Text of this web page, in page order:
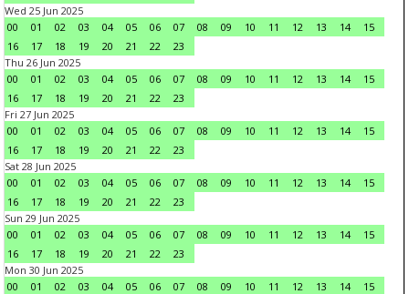
Wed 25 Jun 2025
00
01 02 03 04 05 06 07 08 09 10 11 12 13 14
15
16
17 18 19 20 21 22
23
Thu 26 Jun 2025
00
01 02 03 04 05 06 07 08 09 10 11 12 13 14
15
16
17 18 19 20 21 22
23
Fri 27 Jun 2025
00
01 02 03 04 05 06 07 08 09 10 11 12 13 14
15
16
17 18 19 20 21 22
23
Sat 28 Jun 2025
00
01 02 03 04 05 06 07 08 09 10 11 12 13 14
15
16
17 18 19 20 21 22
23
Sun 29 Jun 2025
00
01 02 03 04 05 06 07 08 09 10 11 12 13 14
15
16
17 18 19 20 21 22
23
Mon 30 Jun 2025
00
01 02 03 04 05 06 07 08 09 10 11 12 13 14 15